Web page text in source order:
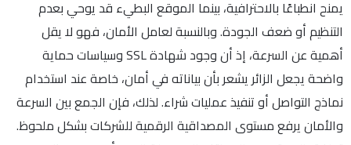
يمنح انطباعًا بالاحترافية، بينما الموقع البطيء قد يوحي بعدم
التنظيم أو ضعف الجودة. وبالنسبة لعامل الأمان، فهو لا يقل
أهمية عن السرعة، إذ أن وجود شهادة SSL وسياسات حماية
واضحة يجعل الزائر يشعر بأن بياناته في أمان، خاصة عند استخدام
نماذج التواصل أو تنفيذ عمليات شراء. لذلك، فإن الجمع بين السرعة
والأمان يرفع مستوى المصداقية الرقمية للشركات بشكل ملحوظ.